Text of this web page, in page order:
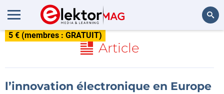
5 € (membres : GRATUIT)
Article
l’innovation électronique en Europe